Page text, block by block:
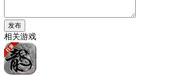
发布
相关游戏